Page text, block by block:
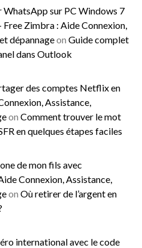
sur PC Windows 7
Zimbra : Aide Connexion,
dépannageon Guide complet
dans Outlook
des comptes Netflix en
Assistance,
on Comment trouver le mot
en quelques étapes faciles
de mon fils avec
Connexion, Assistance,
on Où retirer de l’argent en
international avec le code